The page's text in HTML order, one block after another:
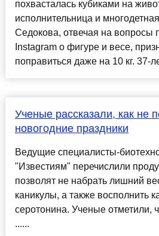
похвасталась кубиками на
исполнительница и
Седокова, отвечая на вопросы
Instagram о фигуре и весе,
поправиться даже на 10 кг. 37-
Ученые рассказали, как не
новогодние праздники
Ведущие специалисты-
"Известиям" перечислили
позволят не набрать лишний
каникулы, а также восполнить
серотонина. Ученые отметили,
......